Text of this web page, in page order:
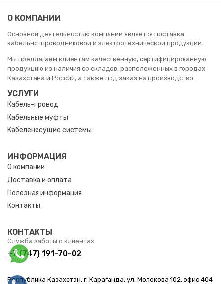
О КОМПАНИИ
Основной деятельностью компании является поставка
кабельно-проводниковой и электротехнической продукции.
Мы предлагаем клиентам качественную, сертифицированную
продукцию из наличия со складов, расположенных в городах
Казахстана и России, а также под заказ на производство.
УСЛУГИ
Кабель-провод
Кабельные муфты
Кабеленесущие системы
ИНФОРМАЦИЯ
О компании
Доставка и оплата
Полезная информация
Контакты
КОНТАКТЫ
Служба заботы о клиентах
+7 (747) 191-70-02
Республика Казахстан, г. Караганда, ул. Молокова 102, офис 404